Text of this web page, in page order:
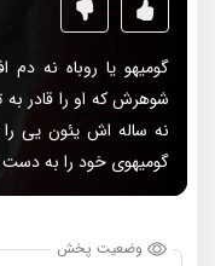
گومیهو یا روباه نه
شوهرش که او را قادر
نه ساله اش یئون یی را
گومیهوی خود را به دست
وضعیت پخش